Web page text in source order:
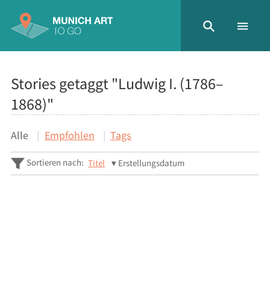
Stories getaggt "Ludwig I. (1786–
1868)"
Alle Empfohlen Tags
Sortieren nach: Titel Erstellungsdatum